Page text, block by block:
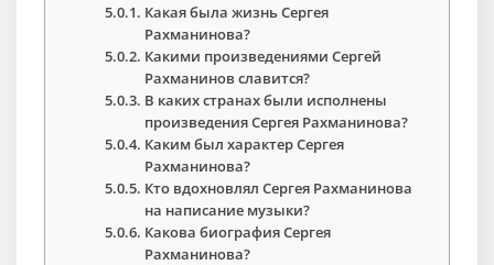
Какая была жизнь Сергея
Рахманинова?
Какими произведениями Сергей
Рахманинов славится?
В каких странах были исполнены
произведения Сергея Рахманинова?
Каким был характер Сергея
Рахманинова?
Кто вдохновлял Сергея Рахманинова
на написание музыки?
Какова биография Сергея
Рахманинова?